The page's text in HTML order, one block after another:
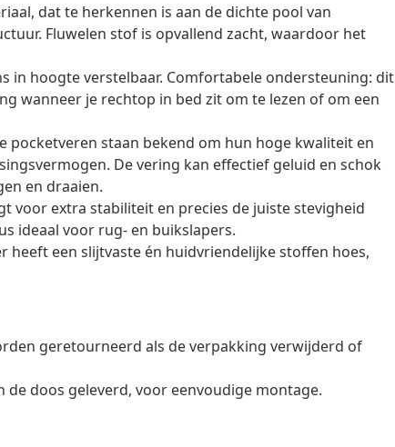
dat te herkennen is aan de dichte pool van
Fluwelen stof is opvallend zacht, waardoor het
in hoogte verstelbaar. Comfortabele ondersteuning: dit
wanneer je rechtop in bed zit om te lezen of om een
pocketveren staan bekend om hun hoge kwaliteit en
De vering kan effectief geluid en schok
en draaien.
voor extra stabiliteit en precies de juiste stevigheid
ideaal voor rug- en buikslapers.
een slijtvaste én huidvriendelijke stoffen hoes,
geretourneerd als de verpakking verwijderd of
doos geleverd, voor eenvoudige montage.